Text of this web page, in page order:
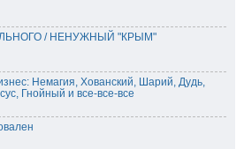
/ НЕНУЖНЫЙ "КРЫМ"
Немагия, Хованский, Шарий, Дудь,
Гнойный и все-все-все